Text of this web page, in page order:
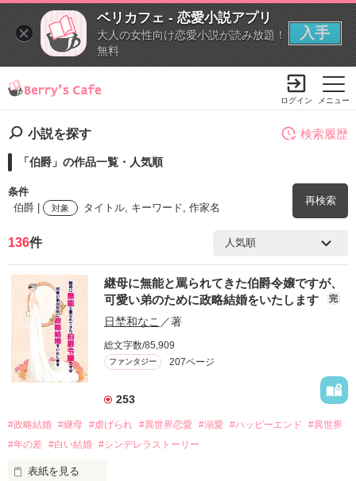
ベリカフェ - 恋愛小説アプリ
大人の女性向け恋愛小説が読み放題！
無料
入手
メニュー
ログイン
小説を探す
「伯爵」の作品一覧・人気順
条件
伯爵 |
対象 タイトル, キーワード, 作家名
再検索
検索ワード
を含む
詳しく検索
タイトル キーワード 作家名 表紙コメント
あらすじ
検索履歴
136件
継母に無能と罵られてきた伯爵令嬢ですが、
可愛い弟のために政略結婚をいたします
完
日埜和なこ ／著
総文字数/85,909
ファンタジー 207ページ
253
#政略結婚 #継母 #虐げられ #異世界恋愛 #溺愛 #ハッピーエンド
#異世界
#年の差
#白い結婚 #シンデレラストーリー
表紙を見る